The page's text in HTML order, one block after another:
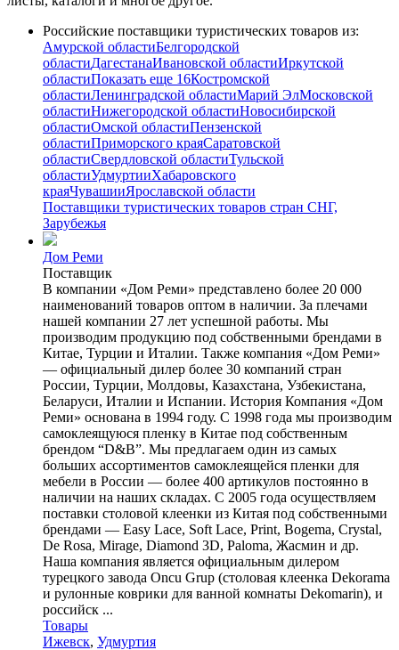
Российские поставщики туристических товаров из:
Амурской областиБелгородской
областиДагестанаИвановской областиИркутской
областиПоказать еще 16Костромской
областиЛенинградской областиМарий ЭлМосковской
областиНижегородской областиНовосибирской
областиОмской областиПензенской
областиПриморского краяСаратовской
областиСвердловской областиТульской
областиУдмуртииХабаровского
краяЧувашииЯрославской области
Поставщики туристических товаров стран СНГ,
Зарубежья
Дом Реми
Поставщик
В компании «Дом Реми» представлено более 20 000
наименований товаров оптом в наличии. За плечами
нашей компании 27 лет успешной работы. Мы
производим продукцию под собственными брендами в
Китае, Турции и Италии. Также компания «Дом Реми»
— официальный дилер более 30 компаний стран
России, Турции, Молдовы, Казахстана, Узбекистана,
Беларуси, Италии и Испании. История Компания «Дом
Реми» основана в 1994 году. С 1998 года мы производим
самоклеящуюся пленку в Китае под собственным
брендом “D&B”. Мы предлагаем один из самых
больших ассортиментов самоклеящейся пленки для
мебели в России — более 400 артикулов постоянно в
наличии на наших складах. С 2005 года осуществляем
поставки столовой клеенки из Китая под собственными
брендами — Easy Lace, Soft Lace, Print, Bogema, Crystal,
De Rosa, Mirage, Diamond 3D, Paloma, Жасмин и др.
Наша компания является официальным дилером
турецкого завода Oncu Grup (столовая клеенка Dekorama
и рулонные коврики для ванной комнаты Dekomarin), и
российск ...
Товары
Ижевск, Удмуртия